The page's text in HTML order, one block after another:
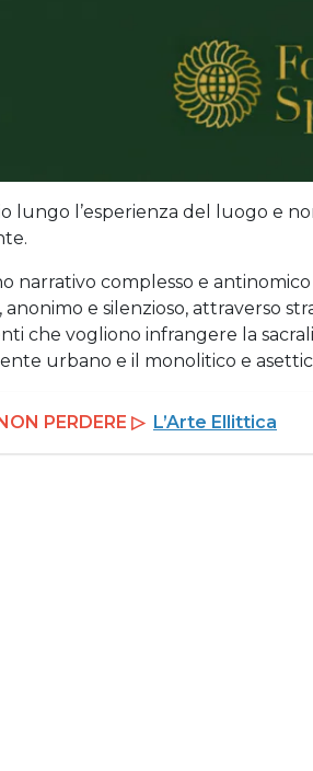
lungo l’esperienza del luogo e
narrativo complesso e
anonimo e silenzioso, attraverso
che vogliono infrangere la
urbano e il monolitico e
PERDERE ▷ L’Arte Ellittica